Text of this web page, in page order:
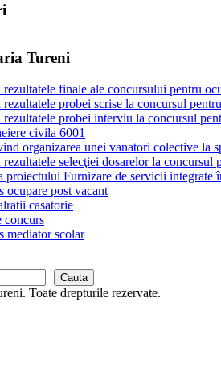
Tureni
finale ale concursului pentru
probei scrise la concursul
probei interviu la concursul
civila 6001
organizarea unei vanatori colective la
selecţiei dosarelor la concursul
proiectului Furnizare de servicii integrate
ocupare post vacant
casatorie
concurs
mediator scolar
Cauta
Toate drepturile rezervate.